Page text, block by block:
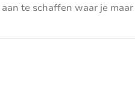
te schaffen waar je maar